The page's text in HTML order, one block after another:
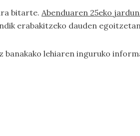
bitarte. Abenduaren 25eko
erabakitzeko dauden
banakako lehiaren inguruko